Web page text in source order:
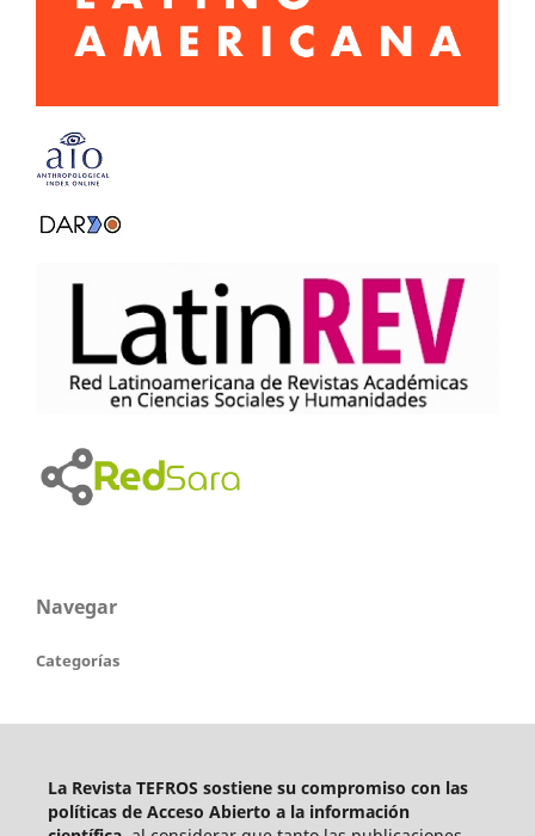
Navegar
Categorías
La Revista TEFROS sostiene su compromiso con las
políticas de Acceso Abierto a la información